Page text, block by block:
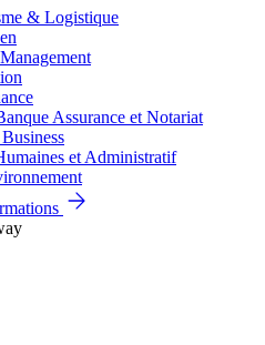
& Logistique
Assurance et Notariat
et Administratif